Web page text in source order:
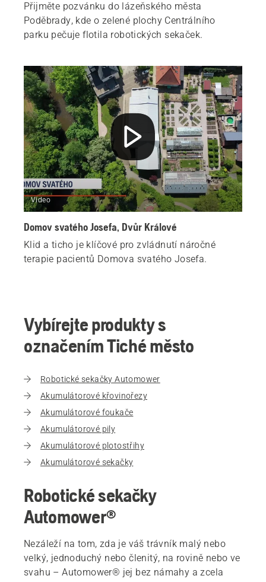
Přijměte pozvánku do lázeňského města
Poděbrady, kde o zelené plochy Centrálního
parku pečuje flotila robotických sekaček.
Video
Domov svatého Josefa, Dvůr Králové
Klid a ticho je klíčové pro zvládnutí náročné
terapie pacientů Domova svatého Josefa.
Vybírejte produkty s
označením Tiché město
Robotické sekačky Automower
Akumulátorové křovinořezy
Akumulátorové foukače
Akumulátorové pily
Akumulátorové plotostřihy
Akumulátorové sekačky
Robotické sekačky
Automower®
Nezáleží na tom, zda je váš trávník malý nebo
velký, jednoduchý nebo členitý, na rovině nebo ve
svahu – Automower® jej bez námahy a zcela